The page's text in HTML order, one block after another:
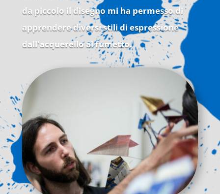
da piccolo il disegno mi ha permesso di
apprendere diversi stili di espressione
dall'acquerello al fumetto.